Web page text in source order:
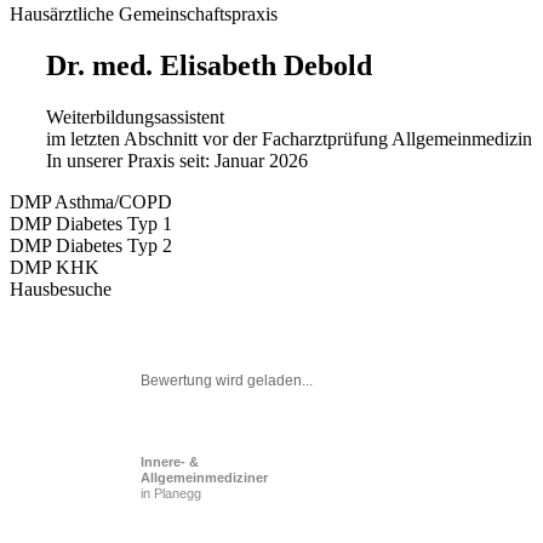
Hausärztliche Gemeinschaftspraxis
Dr. med. Elisabeth Debold
Weiterbildungsassistent
im letzten Abschnitt vor der Facharztprüfung Allgemeinmedizin
In unserer Praxis seit: Januar 2026
DMP Asthma/COPD
DMP Diabetes Typ 1
DMP Diabetes Typ 2
DMP KHK
Hausbesuche
Bewertung wird geladen...
Innere- &
Allgemeinmediziner
in Planegg